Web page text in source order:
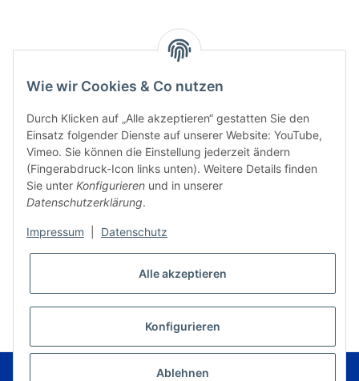
Wie wir Cookies & Co nutzen
Durch Klicken auf „Alle akzeptieren“ gestatten Sie den
Einsatz folgender Dienste auf unserer Website: YouTube,
Vimeo. Sie können die Einstellung jederzeit ändern
(Fingerabdruck-Icon links unten). Weitere Details finden
Sie unter Konfigurieren und in unserer
Datenschutzerklärung.
Impressum Datenschutz
Alle akzeptieren
Konfigurieren
Ablehnen
VERTRAG WIDERRUFEN
© Musikverlag Geiger - Kronach - Germany